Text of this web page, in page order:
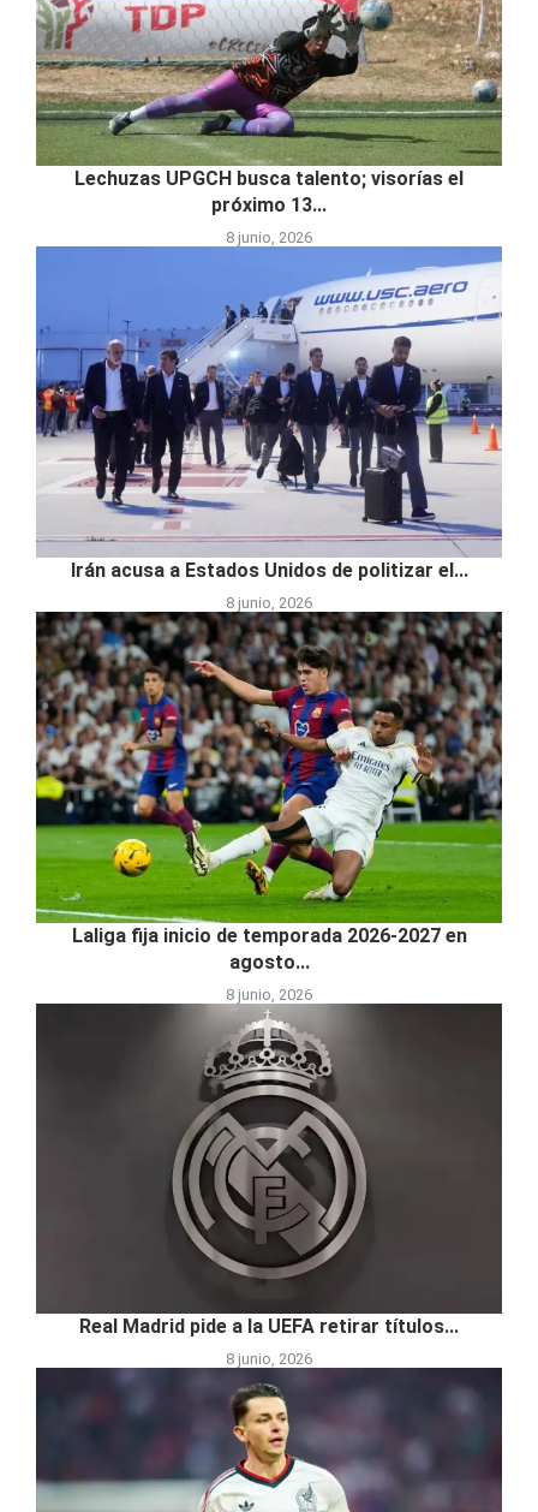
Lechuzas UPGCH busca talento; visorías el
próximo 13...
8 junio, 2026
Irán acusa a Estados Unidos de politizar el...
8 junio, 2026
Laliga fija inicio de temporada 2026-2027 en
agosto...
8 junio, 2026
Real Madrid pide a la UEFA retirar títulos...
8 junio, 2026